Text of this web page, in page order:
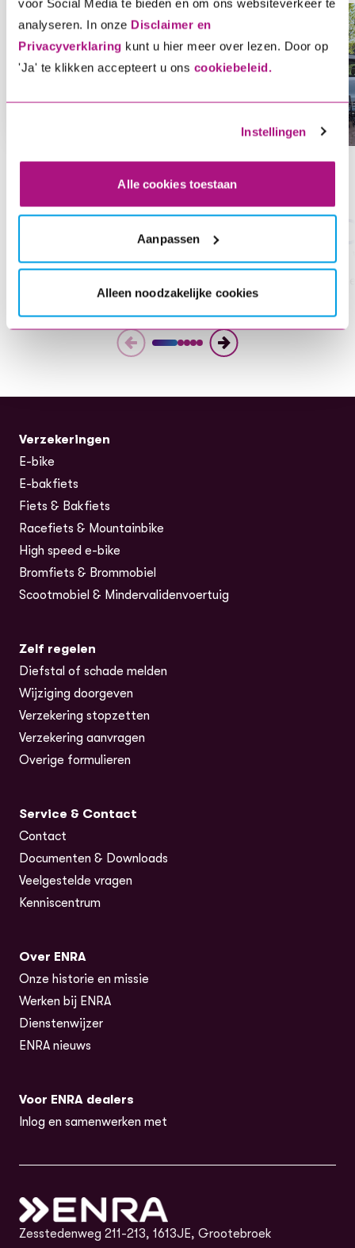
voor Social Media te bieden en om ons websiteverkeer te
analyseren. In onze Disclaimer en
Privacyverklaring kunt u hier meer over lezen. Door op
'Ja' te klikken accepteert u ons cookiebeleid.
Instellingen
Alle cookies toestaan
Aanpassen
Alleen noodzakelijke cookies
jou en je voertuig past.
Voor elke tweewieler hebben wij een oplossing, ontdek
Bereken je direct premie
title
1. Kies je verzekering 2.
Verzekeringen
E-bike
E-bakfiets
Fiets & Bakfiets
Racefiets & Mountainbike
High speed e-bike
Bromfiets & Brommobiel
Scootmobiel & Mindervalidenvoertuig
Zelf regelen
Diefstal of schade melden
Wijziging doorgeven
Verzekering stopzetten
Verzekering aanvragen
Overige formulieren
Service & Contact
Contact
Documenten & Downloads
Veelgestelde vragen
Kenniscentrum
Over ENRA
Onze historie en missie
Werken bij ENRA
Dienstenwijzer
ENRA nieuws
Voor ENRA dealers
Inlog en samenwerken met
Zesstedenweg 211-213, 1613JE, Grootebroek